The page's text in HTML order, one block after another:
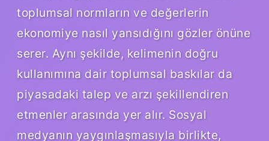
toplumsal normların ve değerlerin
ekonomiye nasıl yansıdığını gözler önüne
serer. Aynı şekilde, kelimenin doğru
kullanımına dair toplumsal baskılar da
piyasadaki talep ve arzı şekillendiren
etmenler arasında yer alır. Sosyal
medyanın yaygınlaşmasıyla birlikte,